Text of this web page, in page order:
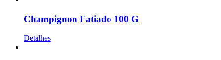
Champignon Fatiado 100 G
Detalhes